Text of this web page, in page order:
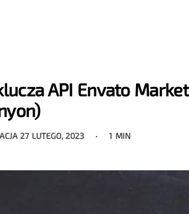
API Envato Market
27 LUTEGO, 2023 1 MIN